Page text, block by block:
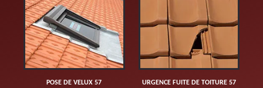
POSE DE VELUX 57 URGENCE FUITE DE TOITURE 57